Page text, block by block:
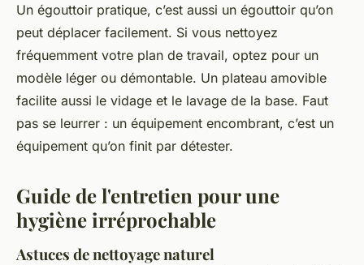
Un égouttoir pratique, c’est aussi un égouttoir qu’on
peut déplacer facilement. Si vous nettoyez
fréquemment votre plan de travail, optez pour un
modèle léger ou démontable. Un plateau amovible
facilite aussi le vidage et le lavage de la base. Faut
pas se leurrer : un équipement encombrant, c’est un
équipement qu’on finit par détester.
Guide de l'entretien pour une
hygiène irréprochable
Astuces de nettoyage naturel